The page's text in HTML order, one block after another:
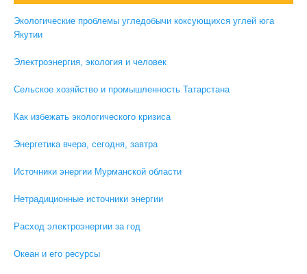
Экологические проблемы угледобычи коксующихся углей юга
Якутии
Электроэнергия, экология и человек
Сельское хозяйство и промышленность Татарстана
Как избежать экологического кризиса
Энергетика вчера, сегодня, завтра
Источники энергии Мурманской области
Нетрадиционные источники энергии
Расход электроэнергии за год
Океан и его ресурсы